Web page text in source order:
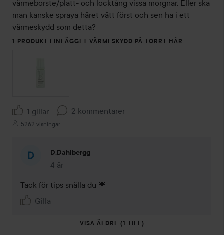
värmeborste/platt- och locktång vissa morgnar. Eller ska
man kanske spraya håret vått först och sen ha i ett
värmeskydd som detta?
1 PRODUKT I INLÄGGET VÄRMESKYDD PÅ TORRT HÅR
1 gillar 2 kommentarer
5262 visningar
D.dahlbergg
4 år
Kommentaren lades 4 år
Tack för tips snälla du 💗
Gilla
VISA ÄLDRE (1 TILL)